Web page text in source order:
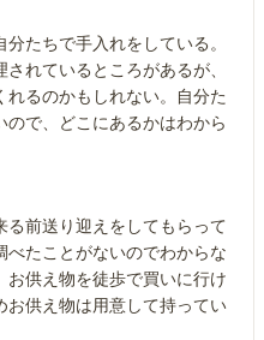
たちで手入れをしている。
れているところがあるが、
れるのかもしれない。自分た
で、どこにあるかはわから
る前送り迎えをしてもらって
べたことがないのでわからな
お供え物を徒歩で買いに行け
お供え物は用意して持ってい